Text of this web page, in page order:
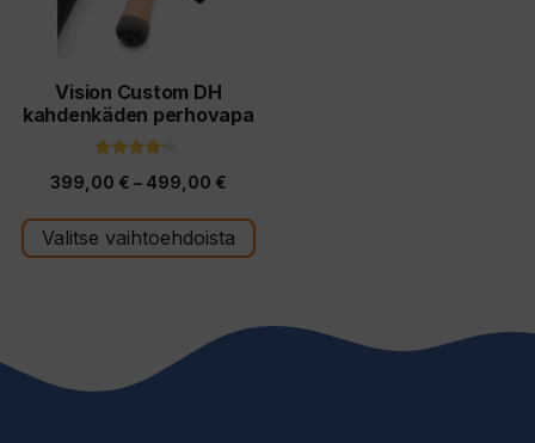
Vision Custom DH
kahdenkäden perhovapa
5:stä
399,00 € – 499,00 €Hintaluokka:
-
Valitse vaihtoehdoista
tehdä
tuotteen
sivulla.